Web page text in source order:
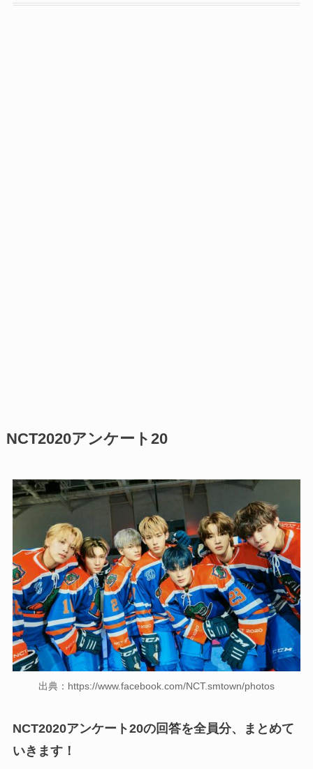
NCT2020アンケート20
出典：https://www.facebook.com/NCT.smtown/photos
NCT2020アンケート20の回答を全員分、まとめて
いきます！